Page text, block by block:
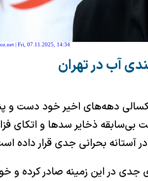
| Fri, 07.11.2025, 14:34
آب در تهران
دهه‌های اخیر خود دست و
ذخایر سدها و اتکای
آستانه بحرانی جدی قرار داده
در این زمینه صادر کرده و